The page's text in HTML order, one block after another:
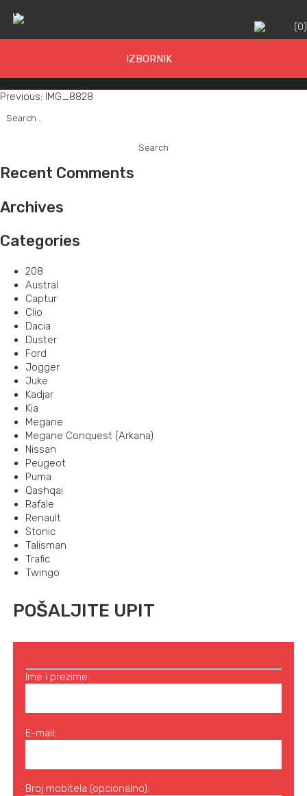
IZBORNIK
(0)
IMG_8828
Post
navigation
Previous: IMG_8828
for:
Recent Comments
Archives
Categories
208
Austral
Captur
Clio
Dacia
Duster
Ford
Jogger
Juke
Kadjar
Kia
Megane
Megane Conquest (Arkana)
Nissan
Peugeot
Puma
Qashqai
Rafale
Renault
Stonic
Talisman
Trafic
Twingo
POŠALJITE UPIT
Ime i prezime:
E-mail:
Broj mobitela (opcionalno):